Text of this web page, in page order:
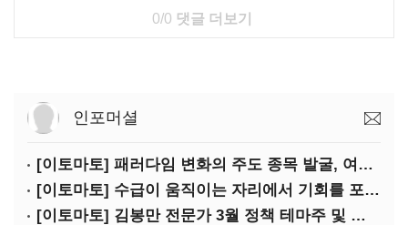
0/0 댓글 더보기
인포머셜
[이토마토] 패러다임 변화의 주도 종목 발굴, 여인수 전문가 투자클럽
[이토마토] 수급이 움직이는 자리에서 기회를 포착하다, 김형일 전문가 투자클럽
[이토마토] 김봉만 전문가 3월 정책 테마주 및 제약 바이오 선취매 전략 아카데미 3/5(목) 2부 진행